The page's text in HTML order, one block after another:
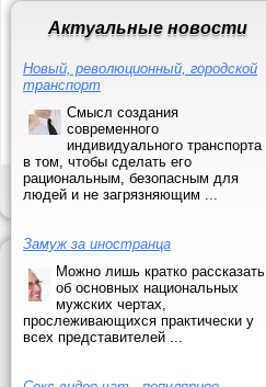
Актуальные новости
Новый, революционный, городской
транспорт
Смысл создания
современного
индивидуального транспорта
в том, чтобы сделать его
рациональным, безопасным для
людей и не загрязняющим ...
Замуж за иностранца
Можно лишь кратко рассказать
об основных национальных
мужских чертах,
прослеживающихся практически у
всех представителей ...